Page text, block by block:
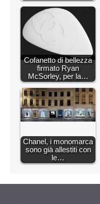
Cofanetto di bellezza
firmato Ryan
McSorley, per la…
Chanel, i monomarca
sono già allestiti con
le…